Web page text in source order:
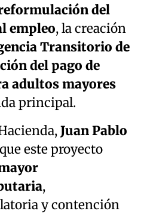
del
empleo, la creación
Transitorio de
del pago de
adultos mayores
principal.
Juan Pablo
este proyecto
,
y contención